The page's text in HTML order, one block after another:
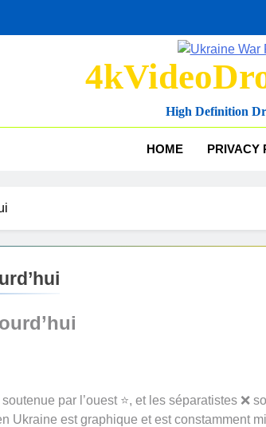
High Definition
HOME PRIVACY
par l’ouest ⭐, et les séparatistes ❌
Ukraine est graphique et est constamment